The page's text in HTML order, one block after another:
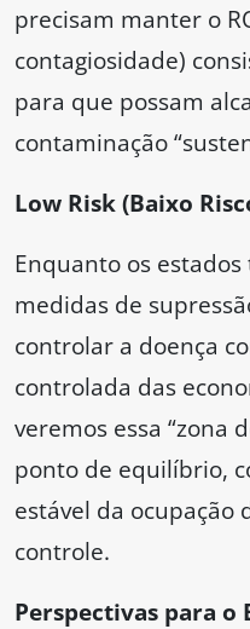
precisam manter o
contagiosidade)
para que possam
contaminação
Low Risk (Baixo
Enquanto os
medidas de
controlar a doença
controlada das
veremos essa “zona
ponto de equilíbrio,
estável da ocupação
controle.
Perspectivas para o